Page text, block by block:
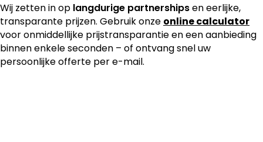
Wij zetten in op langdurige partnershipsen eerlijke,
transparante prijzen. Gebruik onze online calculator
voor onmiddellijke prijstransparantie en een aanbieding
binnen enkele seconden – of ontvang snel uw
persoonlijke offerte per e-mail.